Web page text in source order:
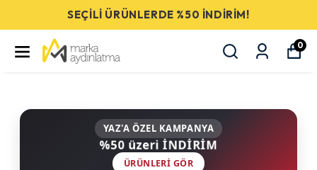
SEÇİLİ ÜRÜNLERDE %50 İNDİRİM!
0
YAZ'A ÖZEL KAMPANYA
%50 üzeri İNDİRİM
ÜRÜNLERI GÖR